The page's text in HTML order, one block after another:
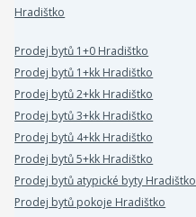
Hradištko
Prodej bytů 1+0 Hradištko
Prodej bytů 1+kk Hradištko
Prodej bytů 2+kk Hradištko
Prodej bytů 3+kk Hradištko
Prodej bytů 4+kk Hradištko
Prodej bytů 5+kk Hradištko
Prodej bytů atypické byty Hradištko
Prodej bytů pokoje Hradištko